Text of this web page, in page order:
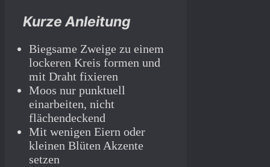
Kurze Anleitung
Biegsame Zweige zu einem
lockeren Kreis formen und
mit Draht fixieren
Moos nur punktuell
einarbeiten, nicht
flächendeckend
Mit wenigen Eiern oder
kleinen Blüten Akzente
setzen